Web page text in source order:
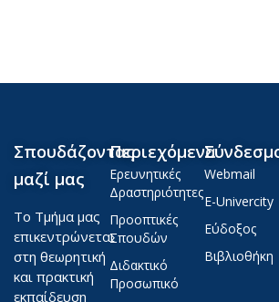
Σπουδάζοντας
μαζί μας
Το Τμήμα μας
επικεντρώνεται
στη θεωρητική
και πρακτική
εκπαίδευση
Περιεχόμενα
Ερευνητικές
Δραστηριότητες
Προοπτικές
Σπουδών
Διδακτικό
Προσωπικό
Webmail
E-Univercity
Εύδοξος
Βιβλιοθήκη